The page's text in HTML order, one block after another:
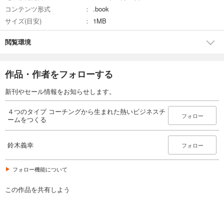
コンテンツ形式
.book
サイズ(目安)
1MB
閲覧環境
作品・作者をフォローする
新刊やセール情報をお知らせします。
４つのタイプ コーチングから生まれた熱いビジネスチ
ームをつくる
フォロー
鈴木義幸 フォロー
フォロー機能について
この作品を共有しよう